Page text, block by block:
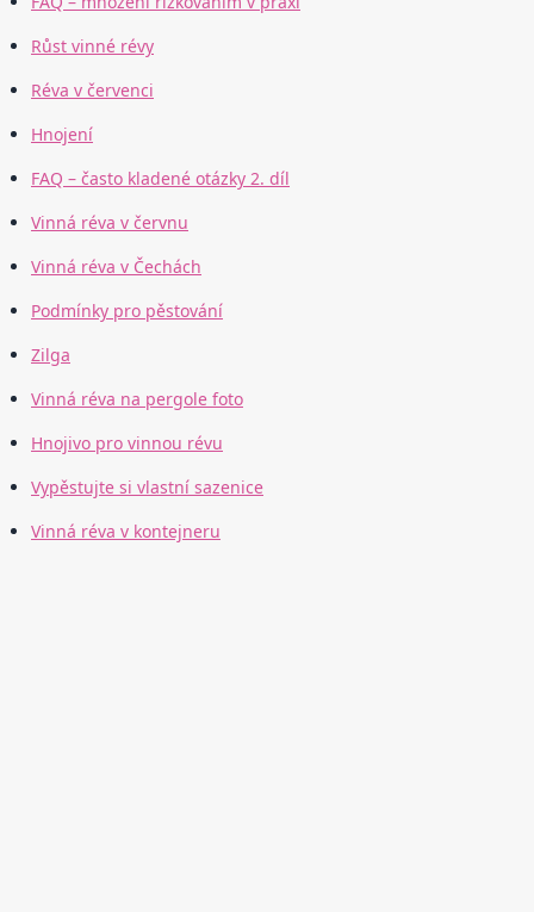
Růst vinné révy
Réva v červenci
Hnojení
FAQ – často kladené otázky 2. díl
Vinná réva v červnu
Vinná réva v Čechách
Podmínky pro pěstování
Zilga
Vinná réva na pergole foto
Hnojivo pro vinnou révu
Vypěstujte si vlastní sazenice
Vinná réva v kontejneru